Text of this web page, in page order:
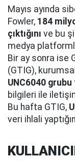
Mayıs ayında
Fowler, 184
çıktığını ve bu
medya
Bir ay sonra ise
(GTIG),
UNC6040
bilgileri ile iletişim
Bu hafta GTIG,
veri ihlali